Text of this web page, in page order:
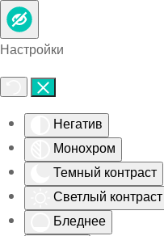
Настройки
Негатив
Монохром
Темный контраст
Светлый контраст
Бледнее
Skip to main content